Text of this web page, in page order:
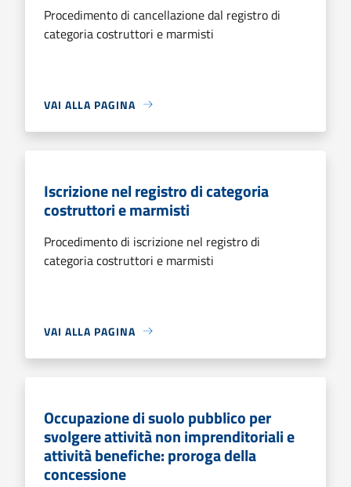
Procedimento di cancellazione dal registro di
categoria costruttori e marmisti
VAI ALLA PAGINA
Iscrizione nel registro di categoria
costruttori e marmisti
Procedimento di iscrizione nel registro di
categoria costruttori e marmisti
VAI ALLA PAGINA
Occupazione di suolo pubblico per
svolgere attività non imprenditoriali e
attività benefiche: proroga della
concessione